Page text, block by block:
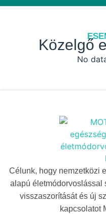
Közelgő
No
Célunk, hogy nemzetközi
alapú életmódorvoslással
visszaszorítását és új
kapcsolatot